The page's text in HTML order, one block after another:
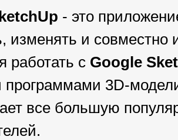
- это
изменять и совместно
работать с Google
программами 3D-
все большую